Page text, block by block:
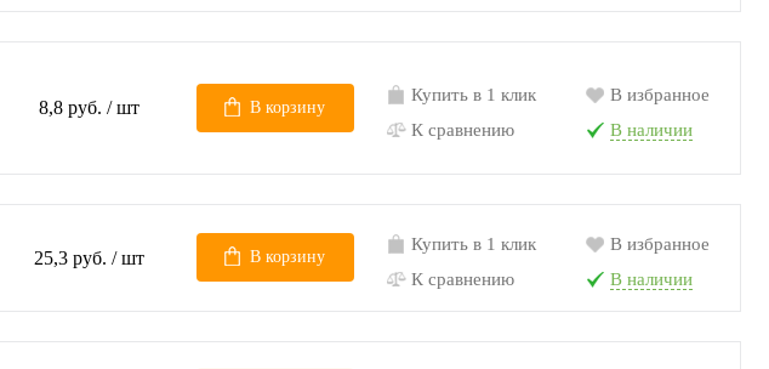
8,8 руб. / шт В корзину
Купить в 1 клик
К сравнению
В избранное
В наличии
25,3 руб. / шт В корзину
Купить в 1 клик
К сравнению
В избранное
В наличии